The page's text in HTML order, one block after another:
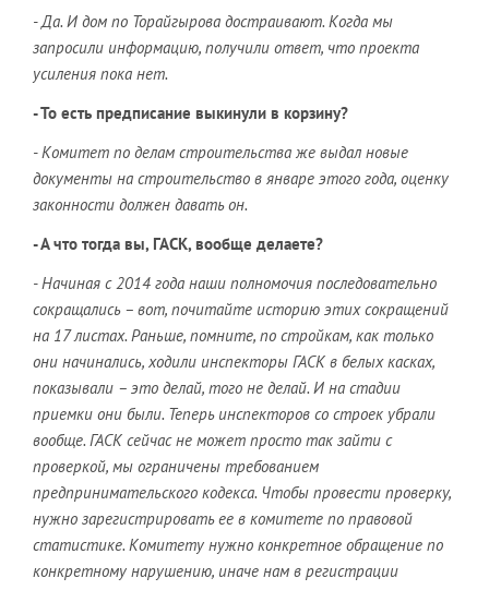
- Да. И дом по Торайгырова достраивают. Когда мы
запросили информацию, получили ответ, что проекта
усиления пока нет.
- То есть предписание выкинули в корзину?
- Комитет по делам строительства же выдал новые
документы на строительство в январе этого года, оценку
законности должен давать он.
- А что тогда вы, ГАСК, вообще делаете?
- Начиная с 2014 года наши полномочия последовательно
сокращались – вот, почитайте историю этих сокращений
на 17 листах. Раньше, помните, по стройкам, как только
они начинались, ходили инспекторы ГАСК в белых касках,
показывали – это делай, того не делай. И на стадии
приемки они были. Теперь инспекторов со строек убрали
вообще. ГАСК сейчас не может просто так зайти с
проверкой, мы ограничены требованием
предпринимательского кодекса. Чтобы провести проверку,
нужно зарегистрировать ее в комитете по правовой
статистике. Комитету нужно конкретное обращение по
конкретному нарушению, иначе нам в регистрации